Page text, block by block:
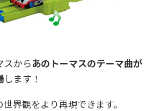
急電鉄 京成電鉄グループ
線 東京メトロ 東京都交通局
道 楽しい列車シリーズ
鉄道 近鉄
スからあのトーマスのテーマ曲が
します！
界観をより再現できます。